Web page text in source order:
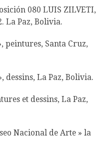
080 LUIS ZILVETI,
La Paz, Bolivia.
peintures, Santa Cruz,
dessins, La Paz, Bolivia.
et dessins, La Paz,
Nacional de Arte » la